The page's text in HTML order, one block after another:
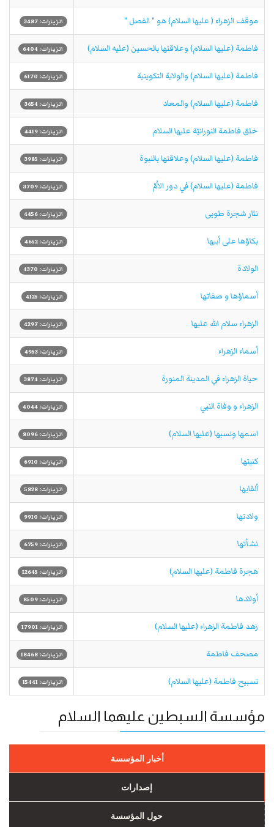
موقف الزهراء ( عليها السلام) هو " الفصل " الزيارات: 3487
فاطمة (عليها السلام) وعلاقتها بالحسين (عليه السلام) الزيارات: 6404
فاطمة (عليها السلام) والولاية التكوينية الزيارات: 6170
فاطمة (عليها السلام) والمعاد الزيارات: 3654
خلق فاطمة النورانيّة عليها السلام الزيارات: 4419
فاطمة (عليها السلام) وعلاقتها بالنبوة الزيارات: 3985
فاطمة (عليها السلام) في دور الاُمّ الزيارات: 3709
نثار شجرة طوبى الزيارات: 4456
بكاؤها على أبيها الزيارات: 4652
الولادة الزيارات: 4370
أسماؤها و صفاتها الزيارات: 4125
الزهراء سلام الله علیها الزيارات: 4297
أسماء الزهراء الزيارات: 4953
حياة الزهراء في المدينة المنورة الزيارات: 3874
الزهراء و وفاة النبي الزيارات: 4044
اسمها ونسبها (عليها السلام) الزيارات: 8096
كنيتها الزيارات: 6910
ألقابها الزيارات: 5828
ولادتها الزيارات: 9910
نشأتها الزيارات: 6759
هجرة فاطمة (عليها السلام) الزيارات: 12645
أولادها الزيارات: 8509
زهد فاطمة الزهراء (عليها السلام) الزيارات: 17901
مصحف فاطمة الزيارات: 18468
تسبيح فاطمة (عليها السلام) الزيارات: 15441
مؤسسة السبطين عليهما السلام
أخبار المؤسسة
إصدارات
حول المؤسسة